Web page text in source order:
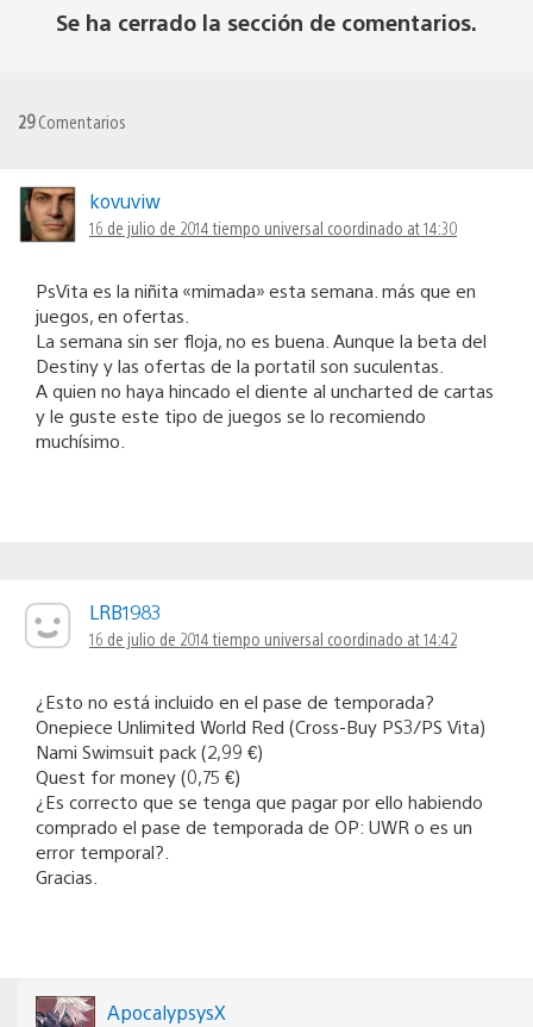
Se ha cerrado la sección de comentarios.
29Comentarios
kovuviw
16 de julio de 2014 tiempo universal coordinado at 14:30
PsVita es la niñita «mimada» esta semana. más que en
juegos, en ofertas.
La semana sin ser floja, no es buena. Aunque la beta del
Destiny y las ofertas de la portatil son suculentas.
A quien no haya hincado el diente al uncharted de cartas
y le guste este tipo de juegos se lo recomiendo
muchísimo.
LRB1983
16 de julio de 2014 tiempo universal coordinado at 14:42
¿Esto no está incluido en el pase de temporada?
Onepiece Unlimited World Red (Cross-Buy PS3/PS Vita)
Nami Swimsuit pack (2,99 €)
Quest for money (0,75 €)
¿Es correcto que se tenga que pagar por ello habiendo
comprado el pase de temporada de OP: UWR o es un
error temporal?.
Gracias.
ApocalypsysX